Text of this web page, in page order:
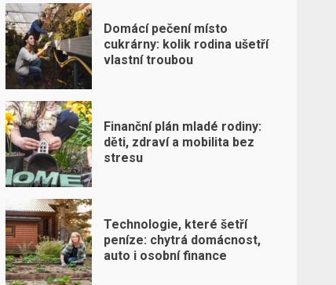
Domácí pečení místo
cukrárny: kolik rodina ušetří
vlastní troubou
Finanční plán mladé rodiny:
děti, zdraví a mobilita bez
stresu
Technologie, které šetří
peníze: chytrá domácnost,
auto i osobní finance